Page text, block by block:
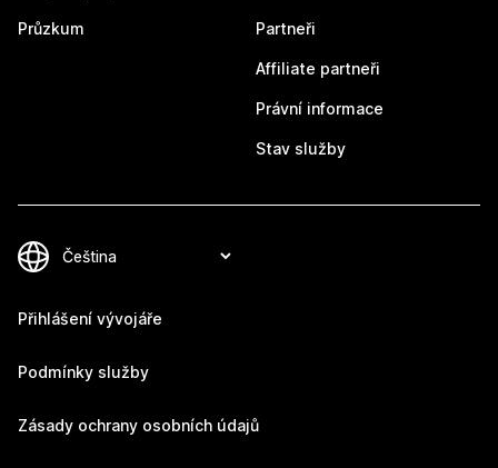
Průzkum Partneři
Affiliate partneři
Právní informace
Stav služby
Přihlášení vývojáře
Podmínky služby
Zásady ochrany osobních údajů